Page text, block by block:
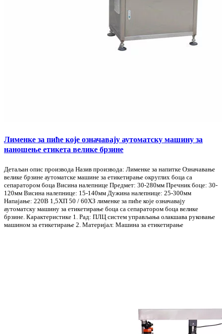
Лименке за пиће које означавају аутоматску машину за
наношење етикета велике брзине
Детаљан опис производа Назив производа: Лименке за напитке Означавање
велике брзине аутоматске машине за етикетирање округлих боца са
сепаратором боца Висина налепнице Предмет: 30-280мм Пречник боце: 30-
120мм Висина налепнице: 15-140мм Дужина налепнице: 25-300мм
Напајање: 220В 1,5ХП 50 / 60ХЗ лименке за пиће које означавају
аутоматску машину за етикетирање боца са сепаратором боца велике
брзине. Карактеристике 1. Рад: ПЛЦ систем управљања олакшава руковање
машином за етикетирање 2. Материјал: Машина за етикетирање